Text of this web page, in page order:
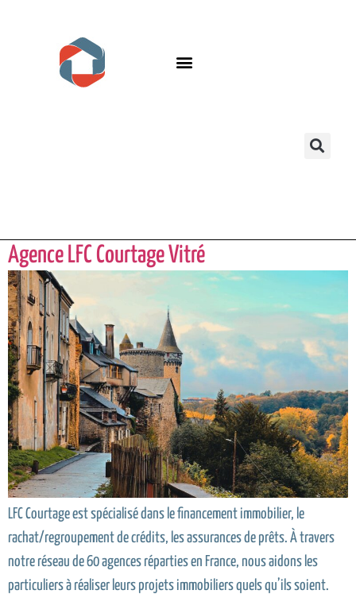
Agence LFC Courtage Vitré
LFC Courtage est spécialisé dans le financement immobilier, le
rachat/regroupement de crédits, les assurances de prêts. À travers
notre réseau de 60 agences réparties en France, nous aidons les
particuliers à réaliser leurs projets immobiliers quels qu’ils soient.